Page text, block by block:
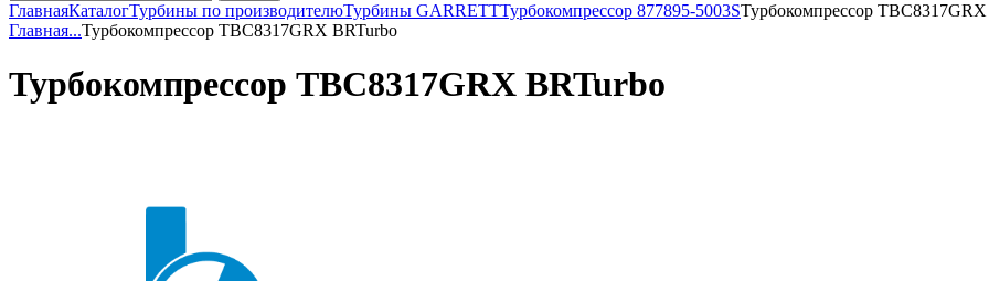
ГлавнаяКаталогТурбины по производителюТурбины GARRETTТурбокомпрессор 877895-5003SТурбокомпрессор
Главная...Турбокомпрессор TBC8317GRX BRTurbo
Турбокомпрессор TBC8317GRX BRTurbo